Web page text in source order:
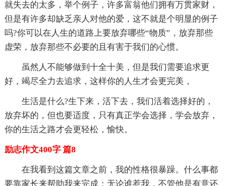
就失去的太多，举个例子，许多富翁他们拥有万贯家财，
但是有许多却缺乏亲人对他的爱，这不就是个明显的例子
吗?你可以在人生的道路上要放弃哪些“物质”，放弃那些
虚荣，放弃那些不必要的且有害于我们的心惯。
虽然人不能够做到十全十美，但是我们需要追求更
好，竭尽全力去追求，这样你的人生才会更完美，
生活是什么?生下来，活下去，我们活着选择好的，
放弃坏的，但也要适度，只有真正学会选择，学会放弃，
你的生活之路才会更轻松，愉快。
励志作文400字 篇8
在我看到这篇文章之前，我的性格很暴躁。什么事都
要靠家长来帮助我来完成；无论谁惹我，不管他是有意还